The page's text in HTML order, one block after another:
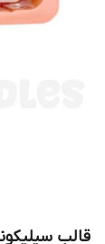
قالب